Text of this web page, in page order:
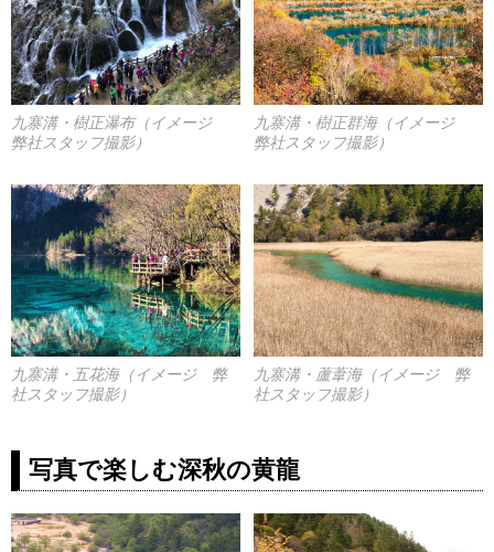
九寨溝・樹正瀑布（イメージ
弊社スタッフ撮影）
九寨溝・樹正群海（イメージ
弊社スタッフ撮影）
九寨溝・五花海（イメージ 弊
社スタッフ撮影）
九寨溝・蘆葦海（イメージ 弊
社スタッフ撮影）
写真で楽しむ深秋の黄龍